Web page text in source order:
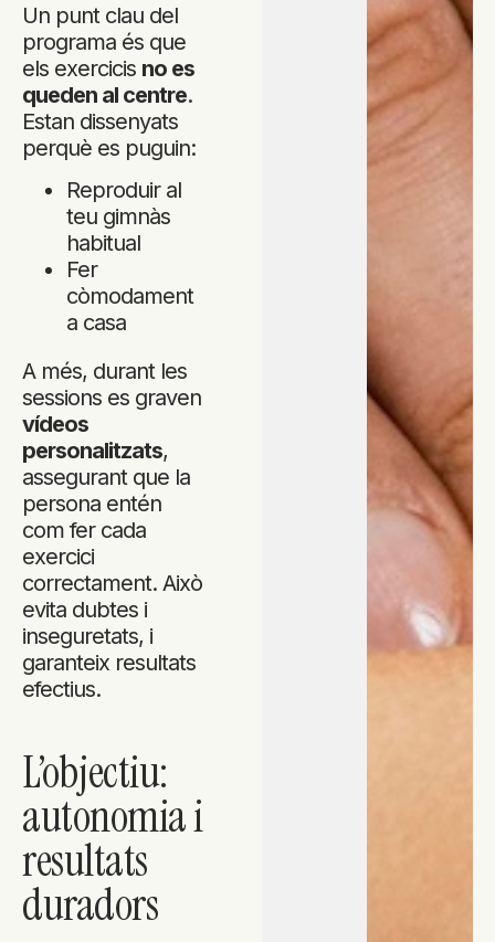
Un punt clau del
programa és que
els exercicis no es
queden al centre.
Estan dissenyats
perquè es puguin:
Reproduir al
teu gimnàs
habitual
Fer
còmodament
a casa
A més, durant les
sessions es graven
vídeos
personalitzats,
assegurant que la
persona entén
com fer cada
exercici
correctament. Això
evita dubtes i
inseguretats, i
garanteix resultats
efectius.
L’objectiu:
autonomia i
resultats
duradors